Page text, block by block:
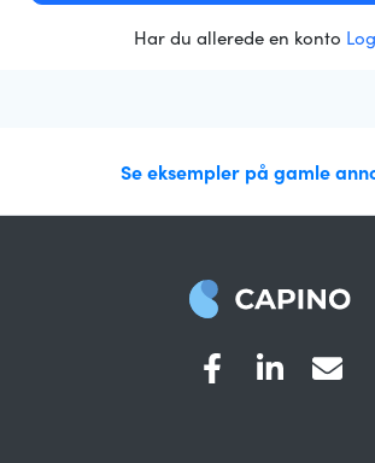
Har du allerede en konto
Se eksempler på gamle